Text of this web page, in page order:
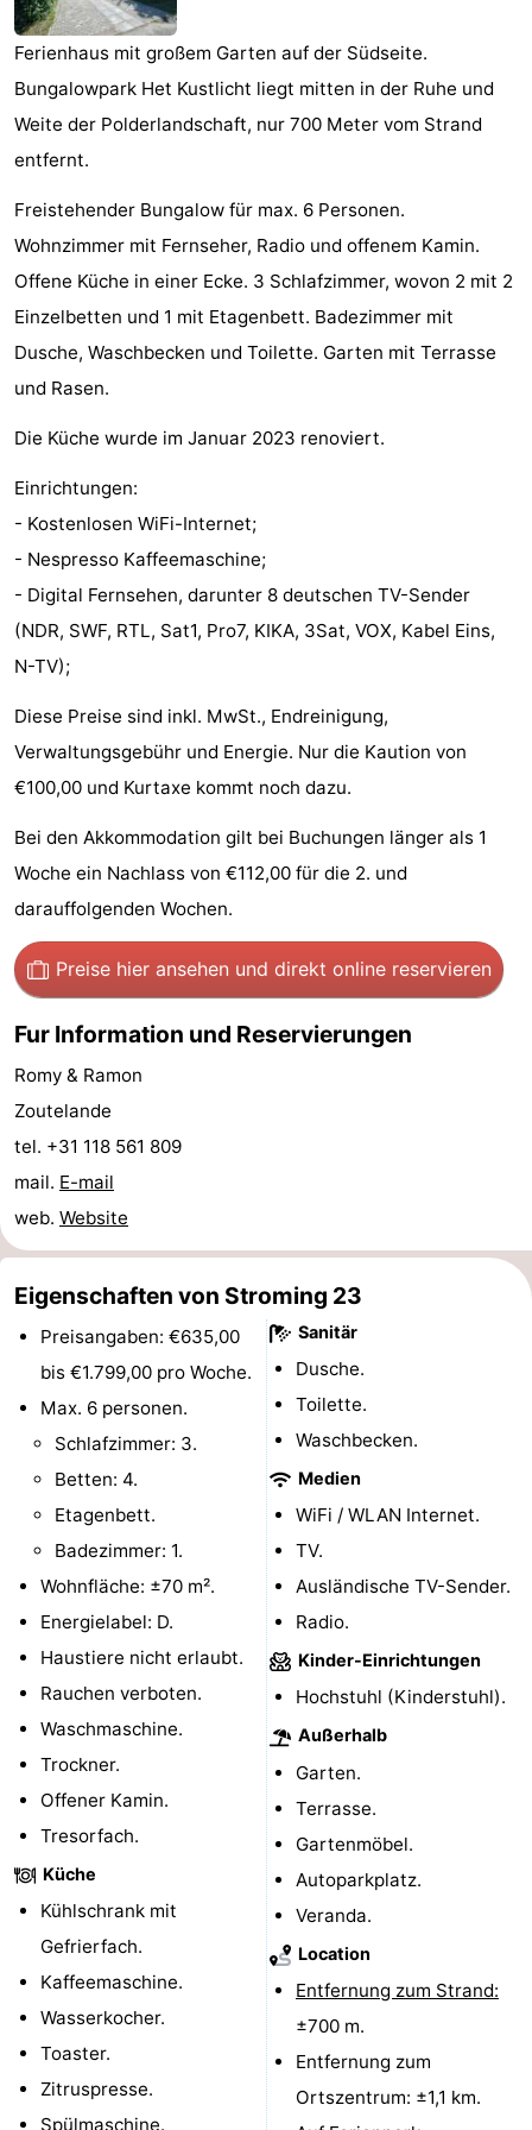
Joossesweg
-
Kustlicht
-
Meerpaal
-
Valkenisse
Zee,
en
Hotels
(mit
Lastminutes
tun
Museen
-
Galerien
-
Denkmäler
-
Kirchen
-
Leuchtturme
-
Aussichtspunkte
Attraktionen
-
Spielplätze
Indoor-
Spielplätze
-
Bowling
Wellness-
Zentren
Dörfer
&
Städte
Natur
Führungen
Sport
Schwimmbader
Radfahren
Wandern
Reiten
Golfplatze
-
Parafliegen
Sportangeln
Essen
und
trinken
Veranstaltungen
-
Ringstechen
Zoutelande
Actief
Praktisch
Forum
Route
-
Parken
Reisebuchshop
Ferienhaus mit großem Garten auf der Südseite.
Bungalowpark Het Kustlicht liegt mitten in der Ruhe und
Weite der Polderlandschaft, nur 700 Meter vom Strand
entfernt.
Freistehender Bungalow für max. 6 Personen.
Wohnzimmer mit Fernseher, Radio und offenem Kamin.
Offene Küche in einer Ecke. 3 Schlafzimmer, wovon 2 mit 2
Einzelbetten und 1 mit Etagenbett. Badezimmer mit
Dusche, Waschbecken und Toilette. Garten mit Terrasse
und Rasen.
Die Küche wurde im Januar 2023 renoviert.
Einrichtungen:
- Kostenlosen WiFi-Internet;
- Nespresso Kaffeemaschine;
- Digital Fernsehen, darunter 8 deutschen TV-Sender
(NDR, SWF, RTL, Sat1, Pro7, KIKA, 3Sat, VOX, Kabel Eins,
N-TV);
Diese Preise sind inkl. MwSt., Endreinigung,
Verwaltungsgebühr und Energie. Nur die Kaution von
€100,00 und Kurtaxe kommt noch dazu.
Bei den Akkommodation gilt bei Buchungen länger als 1
Woche ein Nachlass von €112,00 für die 2. und
darauffolgenden Wochen.
Preise hier ansehen und direkt online reservieren
Fur Information und Reservierungen
Romy & Ramon
Zoutelande
tel. +31 118 561 809
mail. E-mail
web. Website
Eigenschaften von Stroming 23
Preisangaben: €635,00
bis €1.799,00 pro Woche.
Max. 6 personen.
Schlafzimmer: 3.
Betten: 4.
Etagenbett.
Badezimmer: 1.
Wohnfläche: ±70 m².
Energielabel: D.
Haustiere nicht erlaubt.
Rauchen verboten.
Waschmaschine.
Trockner.
Offener Kamin.
Tresorfach.
Küche
Kühlschrank mit
Gefrierfach.
Kaffeemaschine.
Wasserkocher.
Toaster.
Zitruspresse.
Spülmaschine.
Sanitär
Dusche.
Toilette.
Waschbecken.
Medien
WiFi / WLAN Internet.
TV.
Ausländische TV-Sender.
Radio.
Kinder-Einrichtungen
Hochstuhl (Kinderstuhl).
Außerhalb
Garten.
Terrasse.
Gartenmöbel.
Autoparkplatz.
Veranda.
Location
Entfernung zum Strand:
±700 m.
Entfernung zum
Ortszentrum: ±1,1 km.